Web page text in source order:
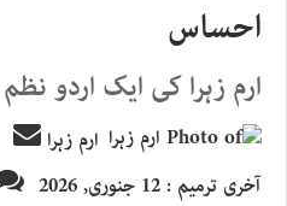
احساس
ارم زہرا کی ایک اردو نظم
ارم زہرا
آخری ترمیم : 12 جنوری, 2026